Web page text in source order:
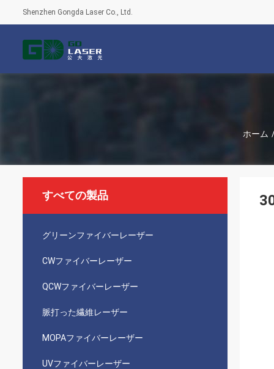
Shenzhen Gongda Laser Co., Ltd.
ホーム
すべての製品
グリーンファイバーレーザー
CWファイバーレーザー
QCWファイバーレーザー
脈打った繊維レーザー
MOPAファイバーレーザー
UVファイバーレーザー